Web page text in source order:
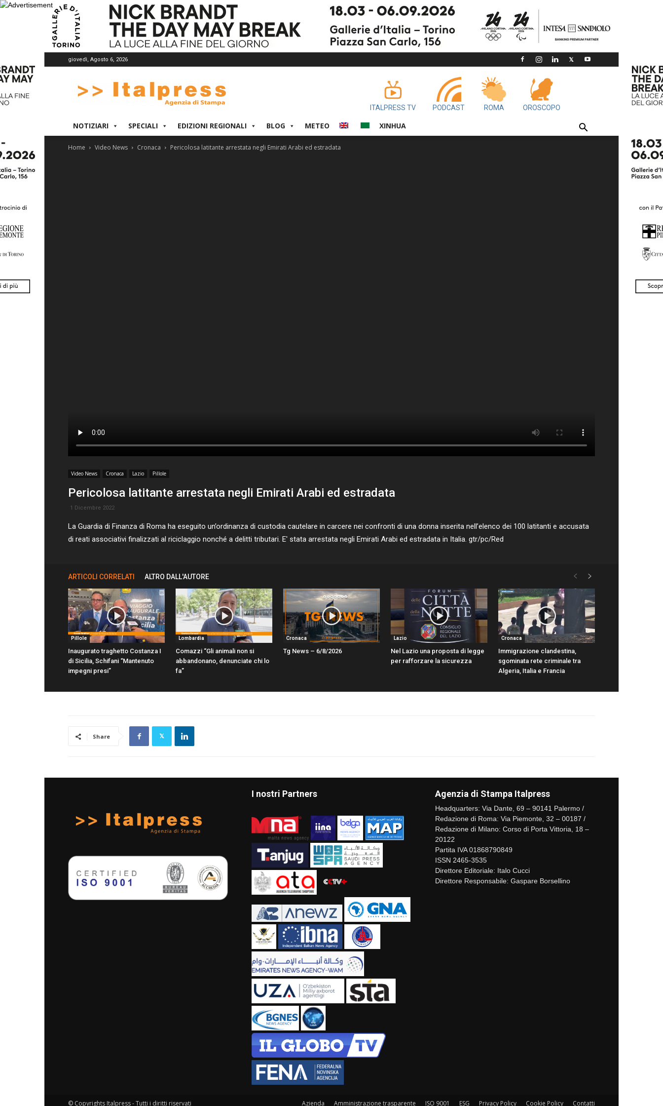
giovedì, Agosto 6, 2026
ITALPRESS TV PODCAST ROMA OROSCOPO
NOTIZIARI SPECIALI EDIZIONI REGIONALI BLOG METEO XINHUA
Home Video News Cronaca Pericolosa latitante arrestata negli Emirati Arabi ed estradata
Video News Cronaca Lazio Pillole
Pericolosa latitante arrestata negli Emirati Arabi ed estradata
1 Dicembre 2022
La Guardia di Finanza di Roma ha eseguito un’ordinanza di custodia cautelare in carcere nei confronti di una donna inserita nell’elenco dei 100 latitanti e accusata
di reati associativi finalizzati al riciclaggio nonché a delitti tributari. E' stata arrestata negli Emirati Arabi ed estradata in Italia. gtr/pc/Red
ARTICOLI CORRELATI ALTRO DALL'AUTORE
Pillole
Inaugurato traghetto Costanza I
di Sicilia, Schifani “Mantenuto
impegni presi”
Lombardia
Comazzi “Gli animali non si
abbandonano, denunciate chi lo
fa”
Cronaca
Tg News – 6/8/2026
Lazio
Nel Lazio una proposta di legge
per rafforzare la sicurezza
Cronaca
Immigrazione clandestina,
sgominata rete criminale tra
Algeria, Italia e Francia
Share
I nostri Partners Agenzia di Stampa Italpress
Headquarters: Via Dante, 69 – 90141 Palermo /
Redazione di Roma: Via Piemonte, 32 – 00187 /
Redazione di Milano: Corso di Porta Vittoria, 18 –
20122
Partita IVA 01868790849
ISSN 2465-3535
Direttore Editoriale: Italo Cucci
Direttore Responsabile: Gaspare Borsellino
Azienda Amministrazione trasparente ISO 9001 ESG Privacy Policy Cookie Policy Contatti
© Copyrights Italpress - Tutti i diritti riservati